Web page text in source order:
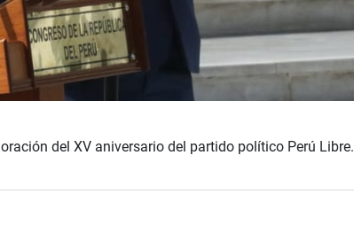
del XV aniversario del partido político Perú Libre.